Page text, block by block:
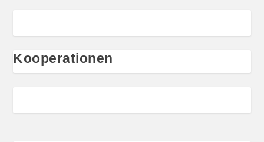
Kooperationen